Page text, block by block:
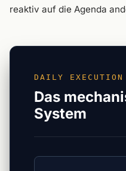
reaktiv auf die Agenda
DAILY EXECUTION
Das
System